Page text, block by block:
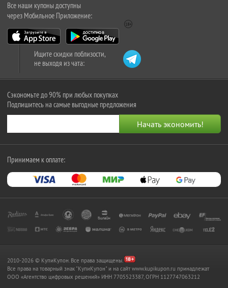
Все наши купоны доступны
через Мобильное Приложение:
Ищите скидки поблизости,
не выходя из чата:
Сэкономьте до 90% при любых покупках
Подпишитесь на самые выгодные предложения
Принимаем к оплате:
2010-2026 © КупиКупон. Все права защищены.
Все права на товарный знак "КупиКупон" и на сайт www.kupikupon.ru принадлежат
OOO «Агентство цифровых решений» ИНН 7705523387, ОГРН 1127747063212